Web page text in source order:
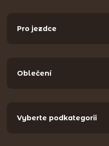
Pro jezdce
Oblečení
Vyberte podkategorii